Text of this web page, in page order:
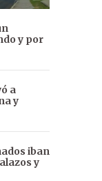
y por
a
y
iban
y